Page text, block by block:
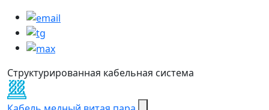
Структурированная кабельная система